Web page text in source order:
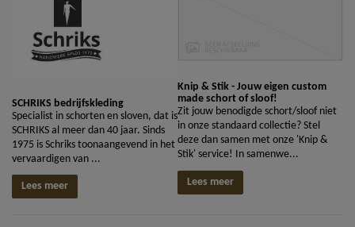
SCHRIKS bedrijfskleding
Specialist in schorten en sloven, dat is
SCHRIKS al meer dan 40 jaar. Sinds
1975 is Schriks toonaangevend in het
vervaardigen van ...
Lees meer
Knip & Stik - Jouw eigen custom
made schort of sloof!
Zit jouw benodigde schort/sloof niet
in onze standaard collectie? Stel
deze dan samen met onze 'Knip &
Stik' service! In samenwe...
Lees meer